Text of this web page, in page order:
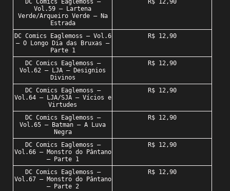
DC Comics Eaglemoss –
Vol.59 – Lartena
Verde/Arqueiro Verde – Na
Estrada
R$ 12,90
DC Comics Eaglemoss – Vol.6
– O Longo Dia das Bruxas –
Parte 1
R$ 12,90
DC Comics Eaglemoss –
Vol.62 – LJA – Designios
Divinos
R$ 12,90
DC Comics Eaglemoss –
Vol.64 – LJA/SJA – Vícios e
Virtudes
R$ 12,90
DC Comics Eaglemoss –
Vol.65 – Batman – A Luva
Negra
R$ 12,90
DC Comics Eaglemoss –
Vol.66 – Monstro do Pântano
– Parte 1
R$ 12,90
DC Comics Eaglemoss –
Vol.67 – Monstro do Pântano
– Parte 2
R$ 12,90